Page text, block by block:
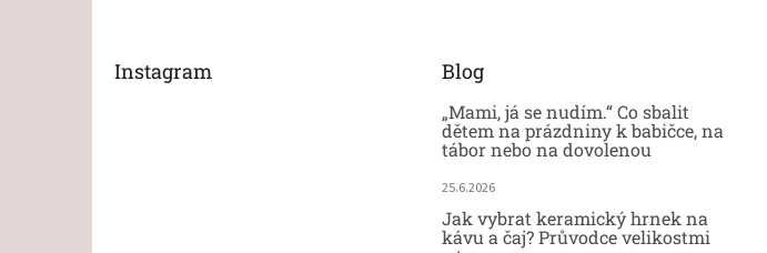
Instagram Blog
„Mami, já se nudím.“ Co sbalit
dětem na prázdniny k babičce, na
tábor nebo na dovolenou
25.6.2026
Jak vybrat keramický hrnek na
kávu a čaj? Průvodce velikostmi